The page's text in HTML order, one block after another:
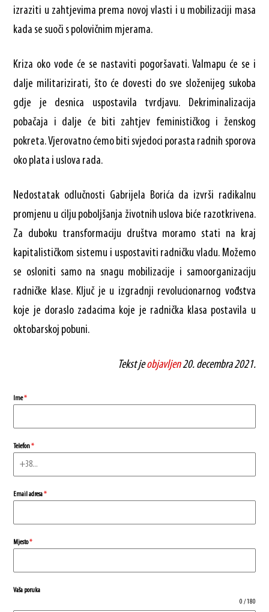
izraziti u zahtjevima prema novoj vlasti i u mobilizaciji masa
kada se suoči s polovičnim mjerama.
Kriza oko vode će se nastaviti pogoršavati. Valmapu će se i
dalje militarizirati, što će dovesti do sve složenijeg sukoba
gdje je desnica uspostavila tvrdjavu. Dekriminalizacija
pobačaja i dalje će biti zahtjev feminističkog i ženskog
pokreta. Vjerovatno ćemo biti svjedoci porasta radnih sporova
oko plata i uslova rada.
Nedostatak odlučnosti Gabrijela Borića da izvrši radikalnu
promjenu u cilju poboljšanja životnih uslova biće razotkrivena.
Za duboku transformaciju društva moramo stati na kraj
kapitalističkom sistemu i uspostaviti radničku vladu. Možemo
se osloniti samo na snagu mobilizacije i samoorganizaciju
radničke klase. Ključ je u izgradnji revolucionarnog vođstva
koje je doraslo zadacima koje je radnička klasa postavila u
oktobarskoj pobuni.
Tekst jeobjavljen20. decembra 2021.
Ime*
Telefon*
Email adresa*
Mjesto*
Vaša poruka
0 / 180